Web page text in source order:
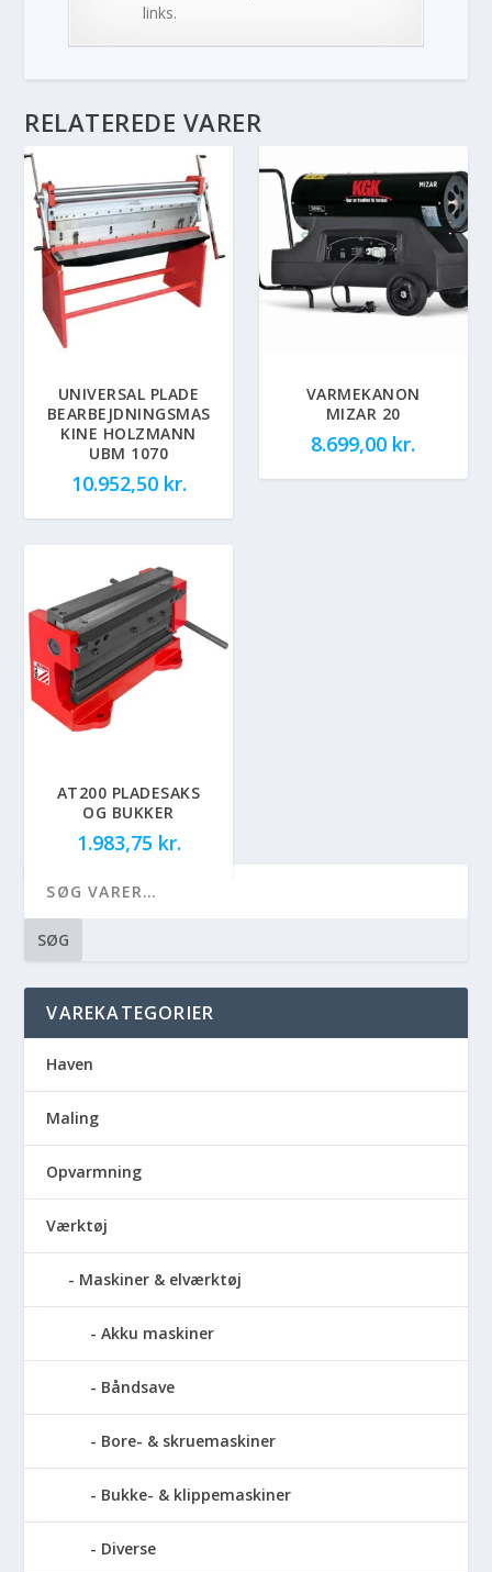
links.
RELATEREDE VARER
UNIVERSAL PLADE
BEARBEJDNINGSMAS
KINE HOLZMANN
UBM 1070
10.952,50 kr.
VARMEKANON
MIZAR 20
8.699,00 kr.
AT200 PLADESAKS
OG BUKKER
1.983,75 kr.
SØG
VAREKATEGORIER
Haven
Maling
Opvarmning
Værktøj
Maskiner & elværktøj
Akku maskiner
Båndsave
Bore- & skruemaskiner
Bukke- & klippemaskiner
Diverse